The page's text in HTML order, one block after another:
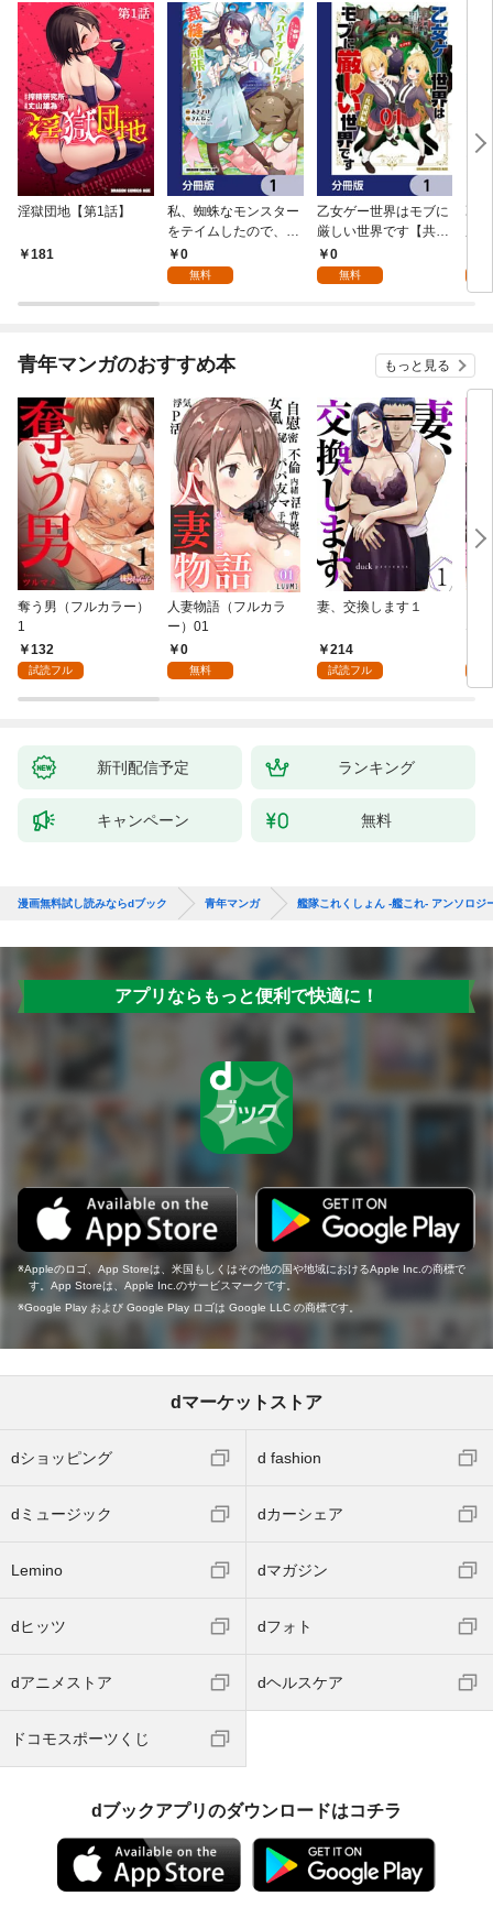
淫獄団地【第1話】
181
私、蜘蛛なモンスター
をテイムしたので、ス
パイダーシルクで裁縫
を頑張ります！【分冊
0
無料
乙女ゲー世界はモブに
厳しい世界です【共和
国編】【分冊版】 1
0
無料
乙
青年マンガのおすすめ本 もっと見る
奪う男（フルカラー）
1
132
試読フル
人妻物語（フルカラ
ー）01
0
無料
妻、交換します１
214
試読フル
な
新刊配信予定 ランキング
キャンペーン 無料
漫画無料試し読みならdブック 青年マンガ 艦隊これくしょん -艦これ- アンソロジ
アプリならもっと便利で快適に！
Appleのロゴ、App Storeは、米国もしくはその他の国や地域におけるApple Inc.の商標で
す。App Storeは、Apple Inc.のサービスマークです。
Google Play および Google Play ロゴは Google LLC の商標です。
dマーケットストア
dショッピング d fashion
dミュージック dカーシェア
Lemino dマガジン
dヒッツ dフォト
dアニメストア dヘルスケア
ドコモスポーツくじ
dブックアプリのダウンロードはコチラ